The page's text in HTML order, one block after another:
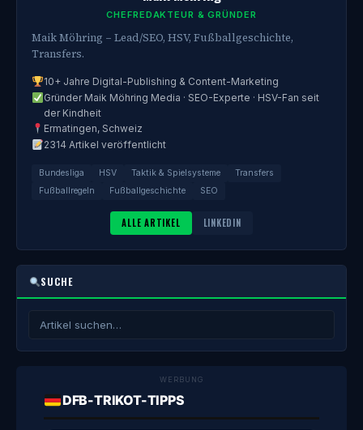
CHEFREDAKTEUR & GRÜNDER
Maik Möhring – Lead/SEO, HSV, Fußballgeschichte,
Transfers.
10+ Jahre Digital-Publishing & Content-Marketing
Gründer Maik Möhring Media · SEO-Experte · HSV-Fan seit
der Kindheit
Ermatingen, Schweiz
2314 Artikel veröffentlicht
Bundesliga HSV Taktik & Spielsysteme
Transfers
Fußballregeln
Fußballgeschichte SEO
ALLE ARTIKEL LINKEDIN
SUCHE
WERBUNG
DFB-TRIKOT-TIPPS